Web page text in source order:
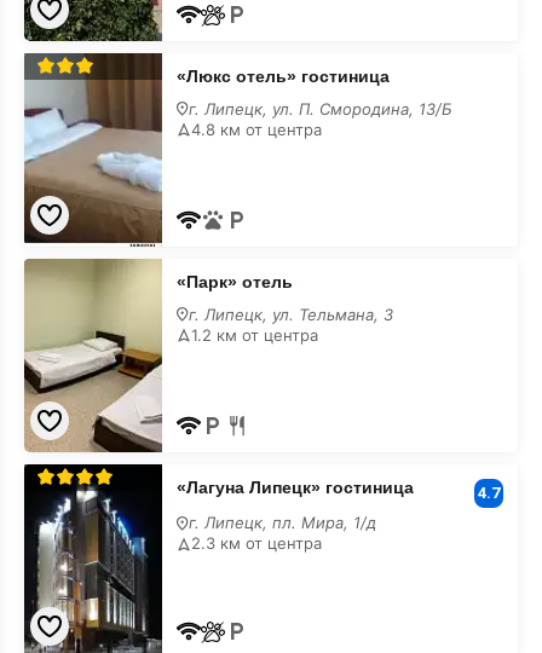
«Люкс
отель»
«Люкс отель» гостиница
г. Липецк, ул. П. Смородина, 13/Б
4.8 км от центра
«Парк»
«Парк» отель
г. Липецк, ул. Тельмана, 3
1.2 км от центра
«Лагуна
Липецк»
гостиница
«Лагуна Липецк» гостиница 4.7
г. Липецк, пл. Мира, 1/д
2.3 км от центра